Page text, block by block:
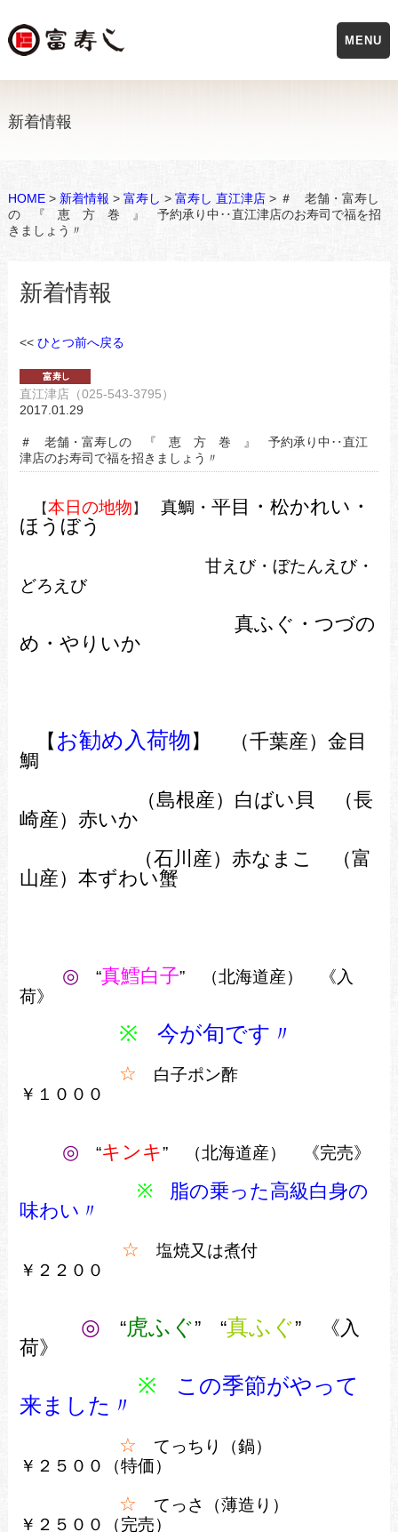
新着情報
HOME> 新着情報 > 富寿し > 富寿し 直江津店> ＃ 老舗・富寿し
の 『 恵 方 巻 』 予約承り中‥直江津店のお寿司で福を招
きましょう〃
新着情報
<< ひとつ前へ戻る
直江津店（025-543-3795）
2017.01.29
＃ 老舗・富寿しの 『 恵 方 巻 』 予約承り中‥直江
津店のお寿司で福を招きましょう〃
【本日の地物】 真鯛・ 平目・松かれい・
ほうぼう
甘えび・ぼたんえび・
どろえび
真ふぐ・つづの
め・やりいか
【 お勧め入荷物 】 （千葉産）金目
鯛
（島根産）白ばい貝
（長
崎産）赤いか
（石川産）赤なまこ （富
山産）本ずわい蟹
◎ “真鱈白子” （北海道産） 《入
荷》
※ 今が旬です〃
☆ 白子ポン酢
￥１０００
◎ “キンキ” （北海道産） 《完売》
※
脂の乗った高級白身の
味わい〃
☆ 塩焼又は煮付
￥２２００
◎ “虎ふぐ” “真ふぐ” 《入
荷》
※ この季節がやって
来ました〃
☆ てっちり（鍋）
￥２５００（特価）
☆ てっさ（薄造り）
￥２５００（完売）
MENU